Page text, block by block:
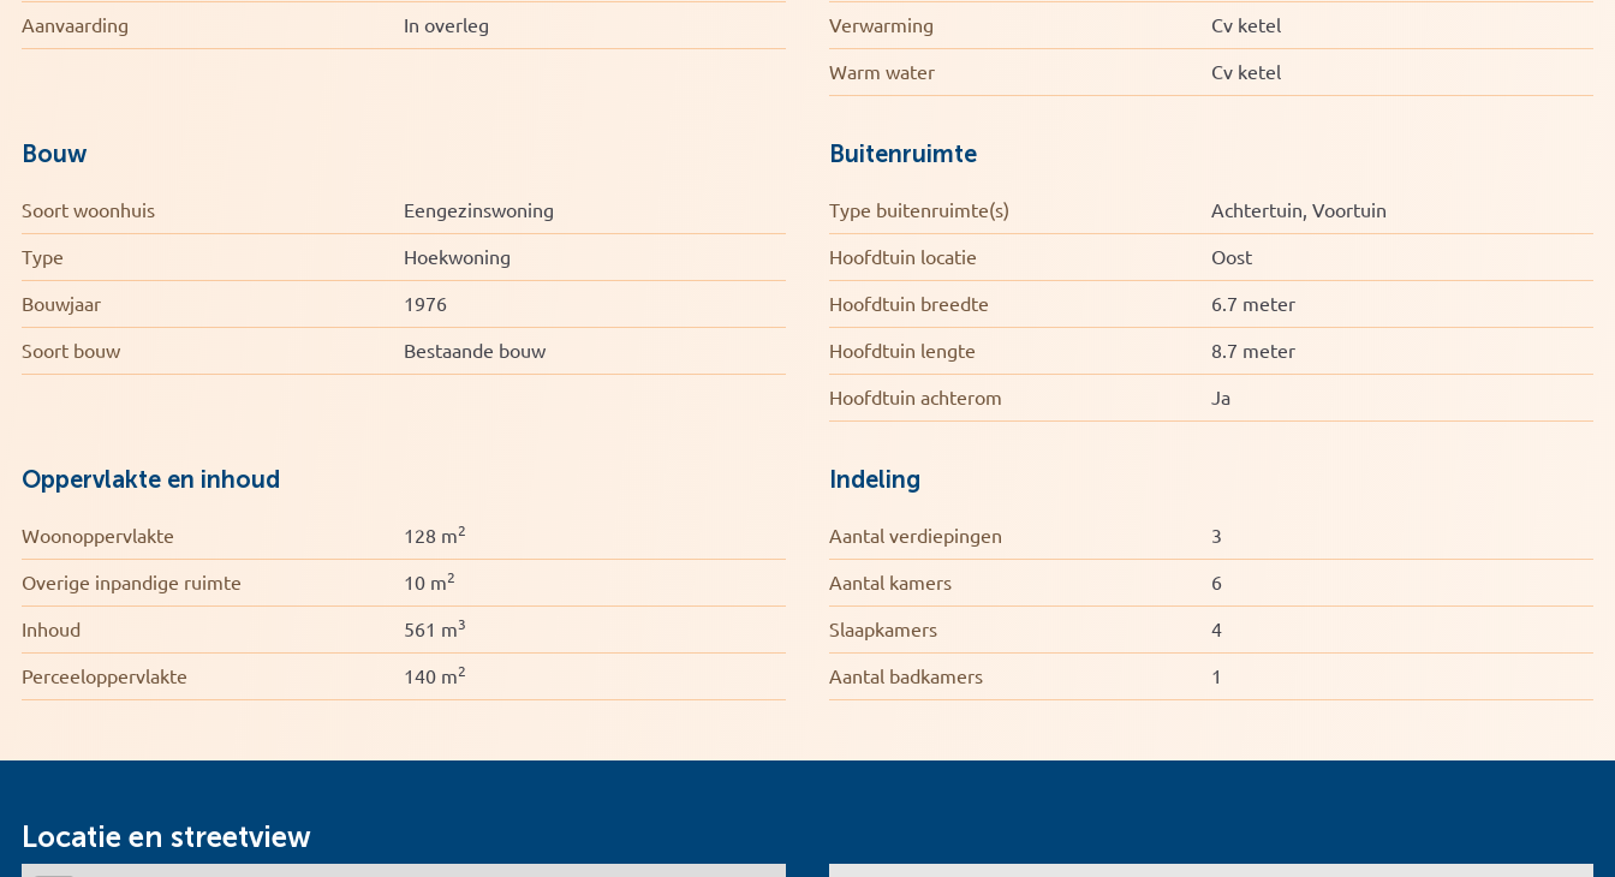
Bouwjaar 1976 | Energielabel B (geldig tot 19 11 2035)
Cv ketel Nefit Proline NxT uit 2022 eigendom | 10 zonnepanelen | Dakpannen recent vernieuwd
Aanvaarding In overleg Verwarming Cv ketel
Warm water Cv ketel
Bouw
Soort woonhuis Eengezinswoning
Type Hoekwoning
Bouwjaar 1976
Soort bouw Bestaande bouw
Buitenruimte
Type buitenruimte(s) Achtertuin, Voortuin
Hoofdtuin locatie Oost
Hoofdtuin breedte 6.7 meter
Hoofdtuin lengte 8.7 meter
Hoofdtuin achterom Ja
Oppervlakte en inhoud
Woonoppervlakte 128 m2
Overige inpandige ruimte 10 m2
Inhoud 561 m3
Perceeloppervlakte 140 m2
Indeling
Aantal verdiepingen 3
Aantal kamers 6
Slaapkamers 4
Aantal badkamers 1
Locatie en streetview